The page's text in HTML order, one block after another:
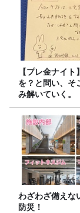
【プレ金ナイ
を？と問い、そ
み解いていく。
わざわざ備えな
防災！